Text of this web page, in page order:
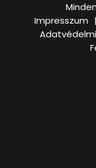
Impresszum